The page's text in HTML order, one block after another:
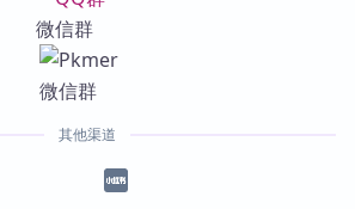
微信群
其他渠道